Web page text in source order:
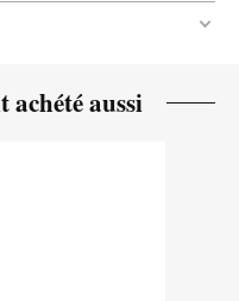
/ Chêne de Slavonie
achété aussi